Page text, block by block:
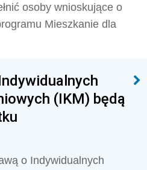
osoby wnioskujące o
Mieszkanie dla
(IKM) będą
o Indywidualnych